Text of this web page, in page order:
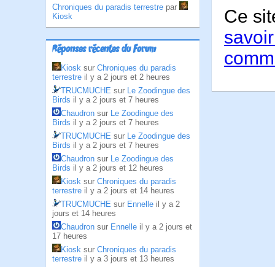
Chroniques du paradis terrestre par
Kiosk
Réponses récentes du Forum
Kiosk sur Chroniques du paradis
terrestre il y a 2 jours et 2 heures
TRUCMUCHE sur Le Zoodingue des
Birds il y a 2 jours et 7 heures
Chaudron sur Le Zoodingue des
Birds il y a 2 jours et 7 heures
TRUCMUCHE sur Le Zoodingue des
Birds il y a 2 jours et 7 heures
Chaudron sur Le Zoodingue des
Birds il y a 2 jours et 12 heures
Kiosk sur Chroniques du paradis
terrestre il y a 2 jours et 14 heures
TRUCMUCHE sur Ennelle il y a 2
jours et 14 heures
Chaudron sur Ennelle il y a 2 jours et
17 heures
Kiosk sur Chroniques du paradis
terrestre il y a 3 jours et 13 heures
Ce